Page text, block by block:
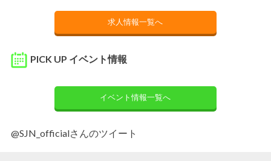
求人情報一覧へ
PICK UP イベント情報
イベント情報一覧へ
@SJN_officialさんのツイート